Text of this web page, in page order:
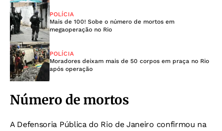
POLÍCIA
Mais de 100! Sobe o número de mortos em
megaoperação no Rio
POLÍCIA
Moradores deixam mais de 50 corpos em praça no Rio
após operação
Número de mortos
A Defensoria Pública do Rio de Janeiro confirmou na